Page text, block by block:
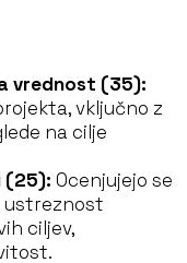
vrednost (35):
vključno z
na cilje
(25): Ocenjujejo se
ustreznost
ciljev,